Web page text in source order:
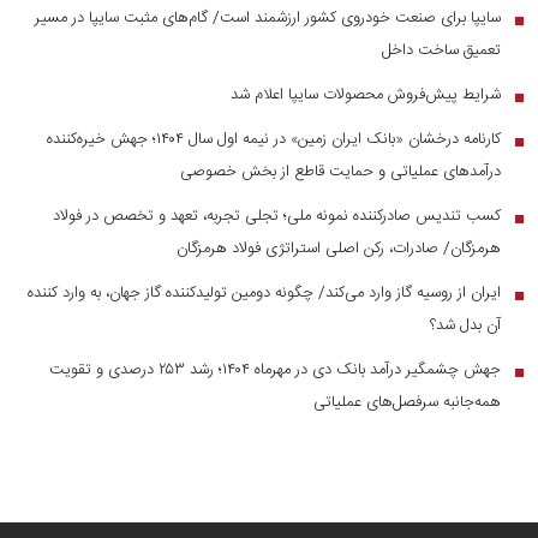
■ سایپا برای صنعت خودروی کشور ارزشمند است/ گام‌های مثبت سایپا در مسیر
تعمیق ساخت داخل
■ شرایط پیش‌فروش محصولات سایپا اعلام شد
■
کارنامه درخشان «بانک ایران زمین» در نیمه اول سال ۱۴۰۴؛ جهش خیره‌کننده
درآمد‌های عملیاتی و حمایت قاطع از بخش خصوصی
■ کسب تندیس صادرکننده نمونه ملی؛ تجلی تجربه، تعهد و تخصص در فولاد
هرمزگان/ صادرات، رکن اصلی استراتژی فولاد هرمزگان
■
ایران از روسیه گاز وارد می‌کند/ چگونه دومین تولیدکننده گاز جهان، به وارد کننده
آن بدل شد؟
■
جهش چشمگیر درآمد بانک دی در مهرماه ۱۴۰۴؛ رشد ۲۵۳ درصدی و تقویت
همه‌جانبه سرفصل‌های عملیاتی